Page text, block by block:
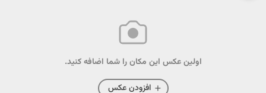
اولین عکس این مکان را شما اضافه کنید.
افزودن عکس